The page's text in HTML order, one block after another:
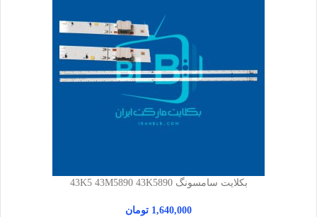
بکلایت سامسونگ 43K5 43M5890 43K5890
1,640,000 تومان